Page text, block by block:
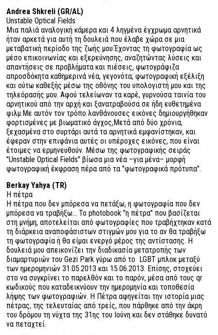
Andrea Shkreli (GR/AL)
Unstable Optical Fields
​Μια παλιά αναλογική κάμερα και 4 ληγμένα έγχρωμα αρνητικά
ήταν αρκετά για αυτή τη δουλειά που έλαβε χώρα σε μια
μεταβατική περίοδο της ζωής μου.Έχοντας τη φωτογραφία ως
μέσο επικοινωνίας και εξερεύνησης, αναζητώντας λύσεις και
απαντήσεις σε προβλήματα και πιέσεις, φωτογράφιζα
απροσδόκητα καθημερινά νέα, γεγονότα, φωτογραφική εξέλιξη
και ούτω καθεξής μέσω της οθόνης του υπολογιστή μου και της
τηλεόρασής μου.Αφού τελείωναν τα καρέ, γυρνούσα ταινία του
αρνητικού από την αρχή και ξανατραβούσα σε ήδη ευθετημένα
φιλμ.Με αυτόν τον τρόπο λανθάνουσες εικόνες δημιουργήθηκαν
φορτισμένες με βιωματικό άγχος,Μετά από δύο χρόνια,
ξεχασμένα στο συρτάρι αυτά τα αρνητικά εμφανίστηκαν, και
έφεραν στην επιφάνια αυτές οι υπέροχες εικόνες, που είναι
έτοιμες να ερμηνευθούν. Μέσω της φωτογραφικής σειράς
"Unstable Optical Fields" βίωσα μια νέα –για μένα– μορφή
φωτογραφική έκφραση πέρα από τα "φωτογραφικά πρότυπα".
Berkay Yahya (TR)
H πέτρα
Η πέτρα που δεν μπόρεσα να πετάξω, η φωτογραφία που δεν
μπόρεσα να τραβήξω... Το photobook "η πέτρα" που βασίζεται
στη μνήμη, αποτελείται από φωτογραφίες που τραβήχτηκαν κατά
τη διάρκεια αναποφάσιστων στιγμών μου για το αν θα τραβήξω
τη φωτογραφία ή θα είμαι ενεργό μέρος της αντίστασης. Η
δουλειά μου απεικονίζει την διαδικασία μετατροπής των
διαμαρτυριών του Gezi Park γύρω από το LGBT μπλοκ μεταξύ
των ημερομηνιών 31.05.2013 και 15.06.2013. Επίσης, στοχεύει
στο να συγκρίνει το παρελθόν και το παρόν, μέσα από τους qr
κωδικούς που καταδεικνύουν την ημερομηνία και τοποθεσία
λήψης των φωτογραφιών. Η Πέτρα αφηγείται την ιστορία μιας
πέτρας, της τελευταίας από τρείς, που πάρθηκε από την άκρη
του δρόμου τη νύχτα της 31ης του Ιούνη και δεν στάθηκε δυνατό
να πεταχτεί.